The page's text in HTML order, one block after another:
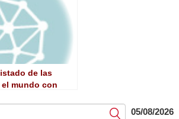
de las
el mundo con
Submit05/08/2026